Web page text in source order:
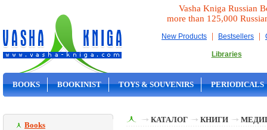
Vasha Kniga Russian
more than 125,000
New Products | Bestsellers |
Libraries
BOOKS BOOKINIST TOYS & SOUVENIRS PERIODICALS
Books
КАТАЛОГ КНИГИ